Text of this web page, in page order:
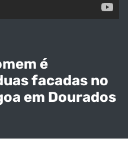
é
facadas no
em Dourados